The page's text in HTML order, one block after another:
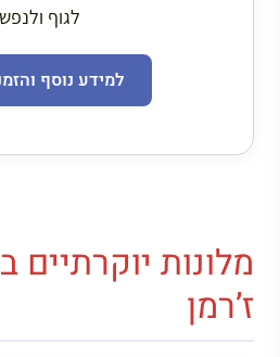
לגוף
למידע נוסף
מלונות יוקרתיים
ז’רמן